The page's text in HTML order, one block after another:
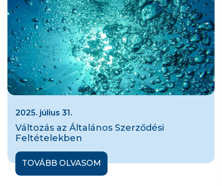
2025. július 31.
Változás az Általános Szerződési
Feltételekben
TOVÁBB OLVASOM